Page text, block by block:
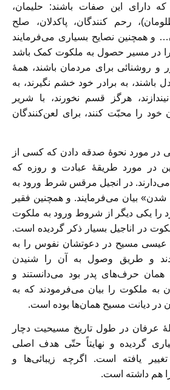
دارای این صفات باشند: حلیمان،
رحم‌ کنندگان، پاکدلان، صلح
و همچنین نصایح بسیاری می‌فرمایند
در مسیر حصول به ملکوت کمک باشد
و روشنائی برای مردمان باشند، همۀ
باشند، به برادر خود خشم نگیرند، به
هرگز قسم نخورند، با شریر
خود را محبّت کنند، برای لعن‌کنندگان
در مورد نحوۀ صدقه دادن که کسی از
در مورد طریقۀ عبادت و روزه که
می‌دارند. در انجیل مرقس شرط ورود به
شدن» بیان می‌فرمایند. و همچنین فقیر
را یکی دیگر از شروط ورود به ملکوت
در اناجیل بسیار ذکر گردیده است.
عیسی مسیح در دعوتشان نفوس را به
و طریق وصول به آن را شنیدن
حرف‌های پدر بود می‌دانستند و
ملکوت را بیان می‌فرمودند که به
در دیانت مسیح همان‌ها بوده است.
عرفان در طول تاریخ مسیحیت دچار
گردیده و نهایتاً حتّی هدف اصلی
یافته است. اگرچه زیبائی‌ها و
هم داشته است.